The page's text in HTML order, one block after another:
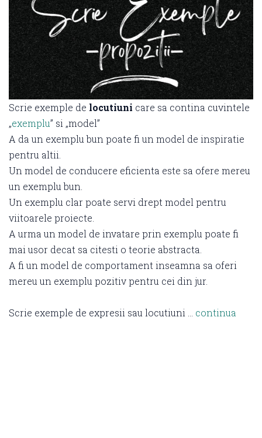
Scrie exemple de locutiuni care sa contina cuvintele
„exemplu” si „model”
A da un exemplu bun poate fi un model de inspiratie
pentru altii.
Un model de conducere eficienta este sa ofere mereu
un exemplu bun.
Un exemplu clar poate servi drept model pentru
viitoarele proiecte.
A urma un model de invatare prin exemplu poate fi
mai usor decat sa citesti o teorie abstracta.
A fi un model de comportament inseamna sa oferi
mereu un exemplu pozitiv pentru cei din jur.
Scrie exemple de expresii sau locutiuni … continua